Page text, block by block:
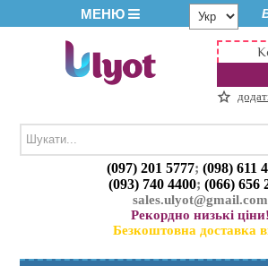
МЕНЮ
(097) 201 5777;(098) 611
(093) 740 4400;(066) 656
sales.ulyot@gmail.com
Рекордно низькі ціни!
Безкоштовна доставка